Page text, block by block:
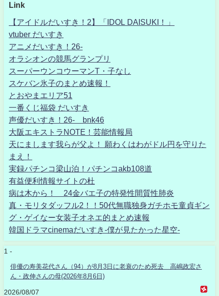
Link
【アイドルだいすき！2】「IDOL DAISUKI！」
vtuber だいすき
アニメだいすき！26-
オラシオンの競馬グランプリ
スーパーウンコウーマンT・子なし
スケバン氷子のまとめ速報！
とおやまエリア51
一番くじ福袋 だいすき
声優だいすき！26- bnk46
大阪エキストラNOTE！芸能情報局
天にまします我らが父よ！ 願わくはわがドル円を守りた
まえ！
実録パチンコ梁山泊！パチンコakb108道
有益便利情報サイトの杜
病は木から！ 24金バエ子の特発性間質性肺炎
真・モリタダッフル2！！50代無職独身ガチホモ童貞ギン
グ・ゲイなー女装子オネエ的まとめ速報
韓国ドラマcinemaだいすき-僕が見たかった星空-
1 -
俳優の寿美花代さん（94）が8月3日に老衰のため死去 高嶋政宏さ
ん・政伸さんの母(2026年8月6日)
2026/08/07